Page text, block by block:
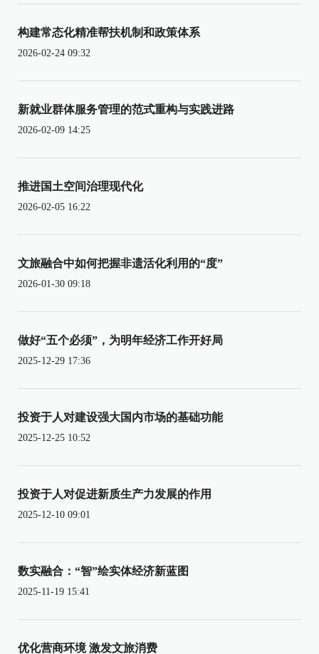
构建常态化精准帮扶机制和政策体系
2026-02-24 09:32
新就业群体服务管理的范式重构与实践进路
2026-02-09 14:25
推进国土空间治理现代化
2026-02-05 16:22
文旅融合中如何把握非遗活化利用的“度”
2026-01-30 09:18
做好“五个必须”，为明年经济工作开好局
2025-12-29 17:36
投资于人对建设强大国内市场的基础功能
2025-12-25 10:52
投资于人对促进新质生产力发展的作用
2025-12-10 09:01
数实融合：“智”绘实体经济新蓝图
2025-11-19 15:41
优化营商环境 激发文旅消费